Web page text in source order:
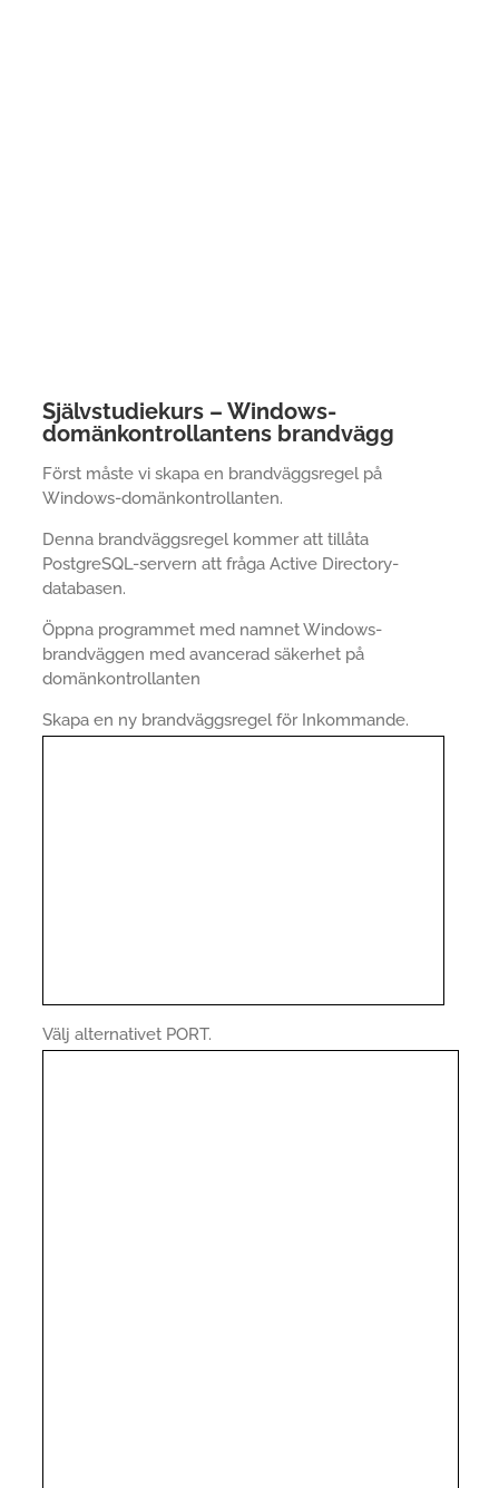
Självstudiekurs – Windows-
domänkontrollantens brandvägg
Först måste vi skapa en brandväggsregel på
Windows-domänkontrollanten.
Denna brandväggsregel kommer att tillåta
PostgreSQL-servern att fråga Active Directory-
databasen.
Öppna programmet med namnet Windows-
brandväggen med avancerad säkerhet på
domänkontrollanten
Skapa en ny brandväggsregel för Inkommande.
Välj alternativet PORT.